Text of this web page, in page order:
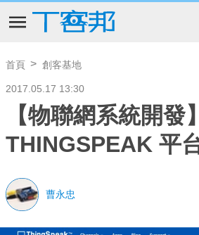
首頁 創客基地
2017.05.17 13:30
【物聯網系統開發】
THINGSPEAK 平
曹永忠